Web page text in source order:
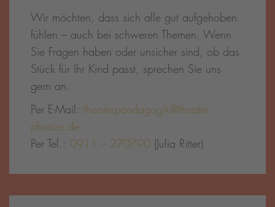
Wir möchten, dass sich alle gut aufgehoben
fühlen – auch bei schweren Themen. Wenn
Sie Fragen haben oder unsicher sind, ob das
Stück für Ihr Kind passt, sprechen Sie uns
gern an.
Per E-Mail: theaterpaedagogik@theater-
pfuetze.de
Per Tel.: 0911 – 270790 (Julia Ritter)